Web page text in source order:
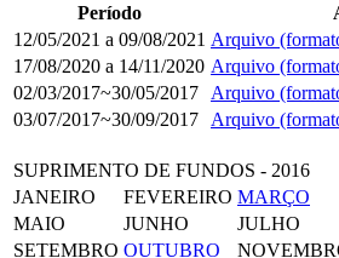
Período
12/05/2021 a 09/08/2021 Arquivo
17/08/2020 a 14/11/2020 Arquivo
02/03/2017~30/05/2017
Arquivo
03/07/2017~30/09/2017
Arquivo
SUPRIMENTO DE FUNDOS - 2016
JANEIRO
FEVEREIRO MARÇO
MAIO
JUNHO JULHO
SETEMBRO OUTUBRO